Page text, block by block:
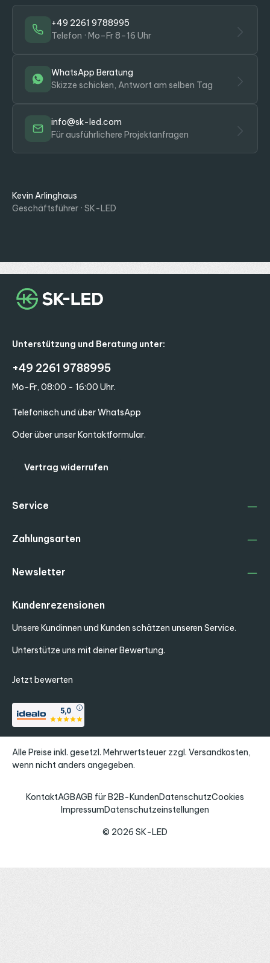
+49 2261 9788995
Telefon · Mo–Fr 8–16 Uhr
WhatsApp Beratung
Skizze schicken, Antwort am selben Tag
info@sk-led.com
Für ausführlichere Projektanfragen
Kevin Arlinghaus
Geschäftsführer · SK-LED
Unterstützung und Beratung unter:
+49 2261 9788995
Mo-Fr, 08:00 - 16:00 Uhr.
Telefonisch und über WhatsApp
Oder über unserKontaktformular.
Vertrag widerrufen
Service
Zahlungsarten
Kundenrezensionen
Unsere Kundinnen und Kunden schätzen unseren Service.
Unterstütze uns mit deiner Bewertung.
Jetzt bewerten
Newsletter
Alle Preise inkl. gesetzl. Mehrwertsteuer zzgl. Versandkosten,
wenn nicht anders angegeben.
© 2026 SK-LED
KontaktAGBAGB für B2B-KundenDatenschutzCookies
ImpressumDatenschutzeinstellungen